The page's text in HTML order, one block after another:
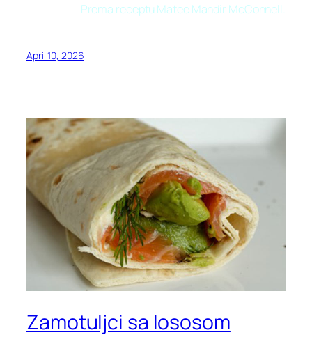
Prema receptu Matee Mandir McConnell.
April 10, 2026
Zamotuljci sa lososom